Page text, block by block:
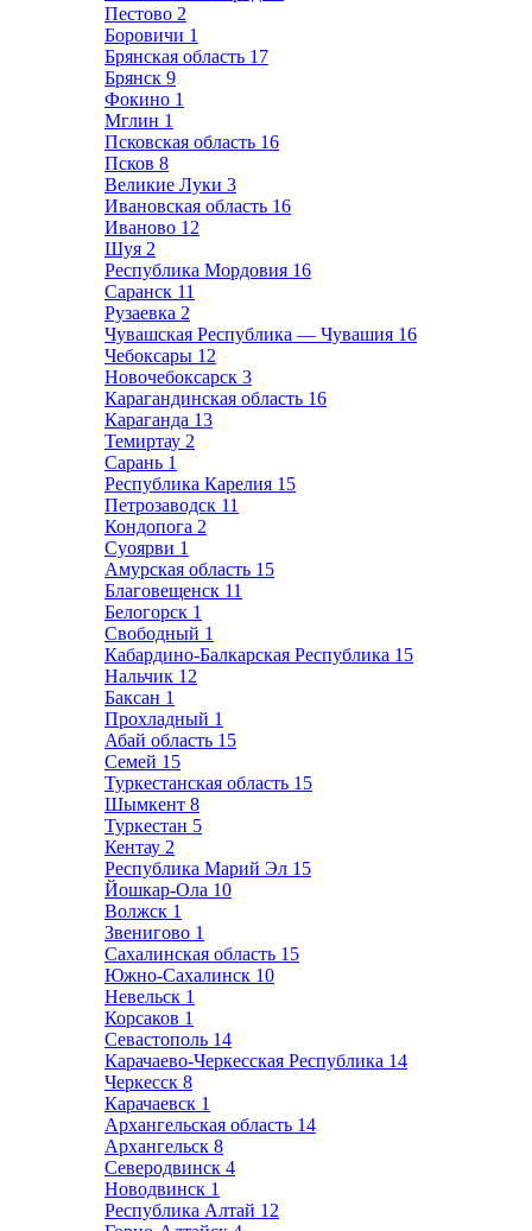
Пестово 2
Боровичи 1
Брянская область 17
Брянск 9
Фокино 1
Мглин 1
Псковская область 16
Псков 8
Великие Луки 3
Ивановская область 16
Иваново 12
Шуя 2
Республика Мордовия 16
Саранск 11
Рузаевка 2
Чувашская Республика — Чувашия 16
Чебоксары 12
Новочебоксарск 3
Карагандинская область 16
Караганда 13
Темиртау 2
Сарань 1
Республика Карелия 15
Петрозаводск 11
Кондопога 2
Суоярви 1
Амурская область 15
Благовещенск 11
Белогорск 1
Свободный 1
Кабардино-Балкарская Республика 15
Нальчик 12
Баксан 1
Прохладный 1
Абай область 15
Семей 15
Туркестанская область 15
Шымкент 8
Туркестан 5
Кентау 2
Республика Марий Эл 15
Йошкар-Ола 10
Волжск 1
Звенигово 1
Сахалинская область 15
Южно-Сахалинск 10
Невельск 1
Корсаков 1
Севастополь 14
Карачаево-Черкесская Республика 14
Черкесск 8
Карачаевск 1
Архангельская область 14
Архангельск 8
Северодвинск 4
Новодвинск 1
Республика Алтай 12